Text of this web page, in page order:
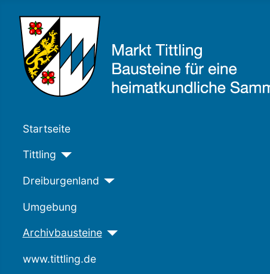
Startseite
Tittling
Dreiburgenland
Umgebung
Archivbausteine
www.tittling.de